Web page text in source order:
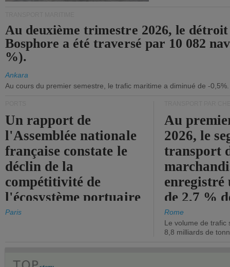
Au deuxième trimestre 2026, le
Bosphore a été traversé par 10 082
%).
Ankara
Au cours du premier semestre, le trafic maritime a diminué de -0,5%.
Un rapport de
l'Assemblée nationale
française constate le
déclin de la
compétitivité de
l'écosystème portuaire
de l'État.
Paris
Au
2026, le
transport
enregistré
de 2,7 %
chiffre
Rome
Le volume de trafic
8,8 milliards de